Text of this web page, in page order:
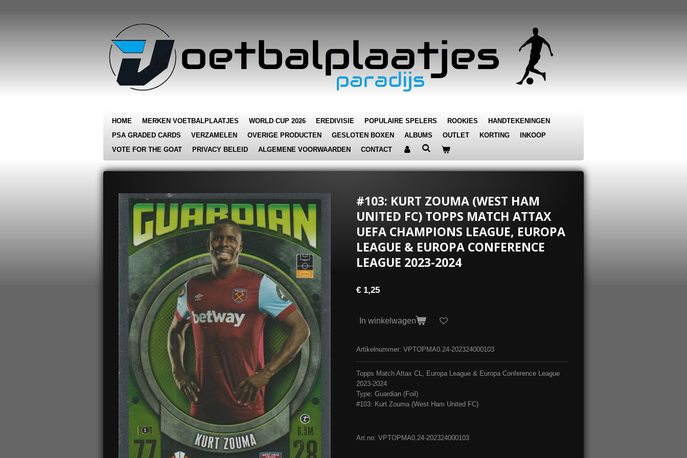
HOME MERKEN VOETBALPLAATJES WORLD CUP 2026 EREDIVISIE POPULAIRE SPELERS ROOKIES
HANDTEKENINGEN
PSA GRADED CARDS
VERZAMELEN OVERIGE PRODUCTEN GESLOTEN BOXEN ALBUMS OUTLET KORTING
INKOOP
VOTE FOR THE GOAT
PRIVACY BELEID ALGEMENE VOORWAARDEN CONTACT
#103: KURT ZOUMA (WEST HAM
UNITED FC) TOPPS MATCH ATTAX
UEFA CHAMPIONS LEAGUE, EUROPA
LEAGUE & EUROPA CONFERENCE
LEAGUE 2023-2024
€ 1,25
In winkelwagen
Artikelnummer: VPTOPMA0.24-202324000103
Topps Match Attax CL, Europa League & Europa Conference League
2023-2024
Type: Guardian (Foil)
#103: Kurt Zouma (West Ham United FC)
Art.no: VPTOPMA0.24-202324000103